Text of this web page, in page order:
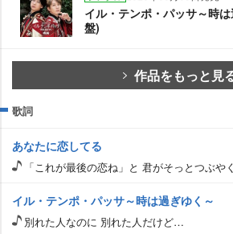
イル・テンポ・パッサ～時
盤)
作品をもっと見
歌詞
あなたに恋してる
「これが最後の恋ね」と 君がそっとつぶやく
イル・テンポ・パッサ～時は過ぎゆく～
別れた人なのに 別れた人だけど…